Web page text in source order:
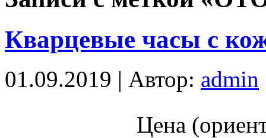
Кварцевые часы с
01.09.2019 | Автор: admin
Цена